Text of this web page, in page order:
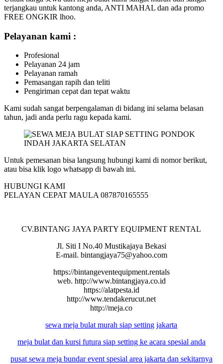
terjangkau untuk kantong anda, ANTI MAHAL dan ada promo
FREE ONGKIR lhoo.
Pelayanan kami :
Profesional
Pelayanan 24 jam
Pelayanan ramah
Pemasangan rapih dan teliti
Pengiriman cepat dan tepat waktu
Kami sudah sangat berpengalaman di bidang ini selama belasan
tahun, jadi anda perlu ragu kepada kami.
Untuk pemesanan bisa langsung hubungi kami di nomor berikut,
atau bisa klik logo whatsapp di bawah ini.
HUBUNGI KAMI
PELAYAN CEPAT MAULA 087870165555
CV.BINTANG JAYA PARTY EQUIPMENT RENTAL
Jl. Siti I No.40 Mustikajaya Bekasi
E-mail. bintangjaya75@yahoo.com
https://bintangeventequipment.rentals
web. http://www.bintangjaya.co.id
https://alatpesta.id
http://www.tendakerucut.net
http://meja.co
sewa meja bulat murah siap setting jakarta
meja bulat dan kursi futura siap setting ke acara spesial anda
pusat sewa meja bundar event spesial area jakarta dan sekitarnya